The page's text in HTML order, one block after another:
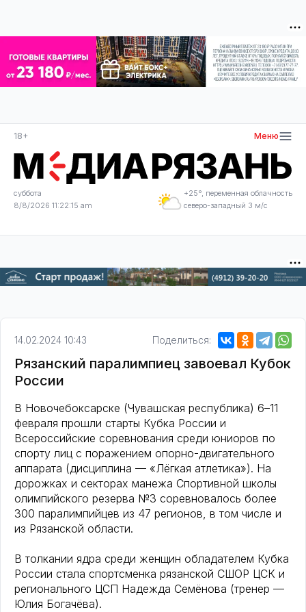
18+ Меню
суббота
8/8/2026 11:22:15 am
+25°, переменная облачность
северо-западный 3 м/с
14.02.2024 10:43 Поделиться:
Рязанский паралимпиец завоевал Кубок
России
В Новочебоксарске (Чувашская республика) 6–11
февраля прошли старты Кубка России и
Всероссийские соревнования среди юниоров по
спорту лиц с поражением опорно-двигательного
аппарата (дисциплина — «Лёгкая атлетика»). На
дорожках и секторах манежа Спортивной школы
олимпийского резерва №3 соревновалось более
300 паралимпийцев из 47 регионов, в том числе и
из Рязанской области.
В толкании ядра среди женщин обладателем Кубка
России стала спортсменка рязанской СШОР ЦСК и
регионального ЦСП Надежда Семёнова (тренер —
Юлия Богачёва).